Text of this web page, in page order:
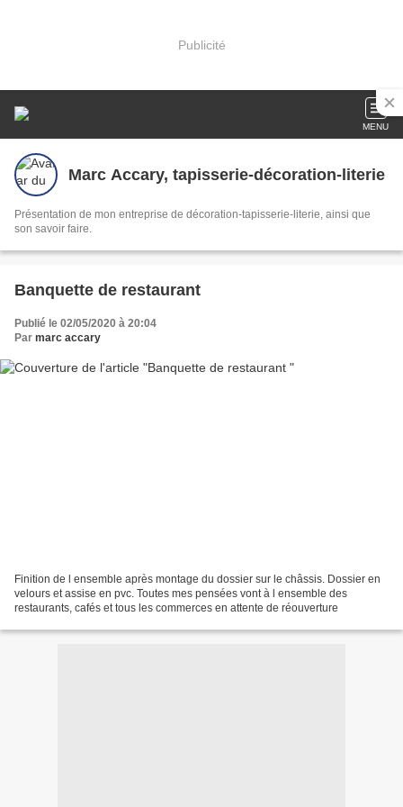
Publicité
MENU
Marc Accary, tapisserie-décoration-literie
Présentation de mon entreprise de décoration-tapisserie-literie, ainsi que
son savoir faire.
Banquette de restaurant
Publié le 02/05/2020 à 20:04
Par marc accary
Finition de l ensemble après montage du dossier sur le châssis. Dossier en
velours et assise en pvc. Toutes mes pensées vont à l ensemble des
restaurants, cafés et tous les commerces en attente de réouverture